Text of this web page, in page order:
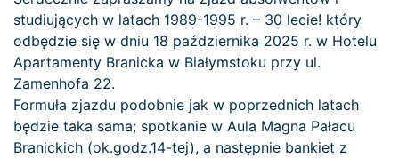
studiujących w latach 1989-1995 r. – 30 lecie! który
odbędzie się w dniu 18 października 2025 r. w Hotelu
Apartamenty Branicka w Białymstoku przy ul.
Zamenhofa 22.
Formuła zjazdu podobnie jak w poprzednich latach
będzie taka sama; spotkanie w Aula Magna Pałacu
Branickich (ok.godz.14-tej), a następnie bankiet z